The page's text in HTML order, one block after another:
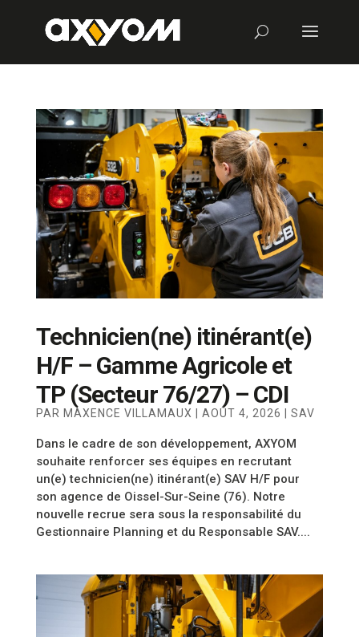
Technicien(ne) itinérant(e)
H/F – Gamme Agricole et
TP (Secteur 76/27) – CDI
PAR MAXENCE VILLAMAUX AOÛT 4, 2026 SAV
Dans le cadre de son développement, AXYOM
souhaite renforcer ses équipes en recrutant
un(e) technicien(ne) itinérant(e) SAV H/F pour
son agence de Oissel-Sur-Seine (76). Notre
nouvelle recrue sera sous la responsabilité du
Gestionnaire Planning et du Responsable SAV....